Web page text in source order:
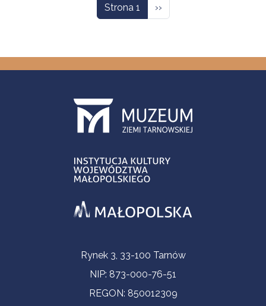
Strona 1 Następna strona
››
Informacje kontaktoweRynek 3, 33-100 Tarnów
NIP: 873-000-76-51
REGON: 850012309